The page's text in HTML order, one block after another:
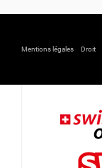
Mentions légales Droit